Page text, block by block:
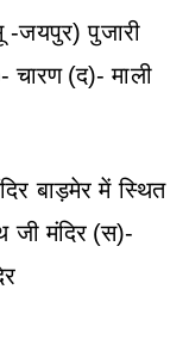
-जयपुर) पुजारी
चारण (द)- माली
बाड़मेर में स्थित
जी मंदिर (स)-